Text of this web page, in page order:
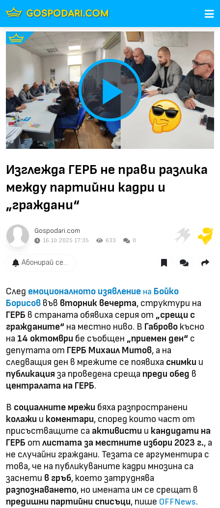
Play
Video
Изглежда ГЕРБ не прави разлика
между партийни кадри и
„граждани“
Gospodari.com
16.10.2025 17:35 633 0
Абонирай се...
След емоционалното изявление на Бойко
Борисов във вторник вечерта, структури на
ГЕРБ в страната обявиха серия от „срещи с
гражданите“ на местно ниво. В Габрово късно
на 14 октомври бе съобщен „приемен ден“ с
депутата от ГЕРБ Михаил Митов, а на
следващия ден в мрежите се появиха снимки и
публикация за проведена среща преди обед в
централата на ГЕРБ.
В социалните мрежи бяха разпространени
колажи и коментари, според които част от
присъстващите са активисти и кандидати на
ГЕРБ от листата за местните избори 2023 г., а
не случайни граждани. Тезата се аргументира с
това, че на публикуваните кадри мнозина са
заснети в гръб, което затруднява
разпознаването, но имената им се срещат в
предишни партийни списъци, пише OFFNews.